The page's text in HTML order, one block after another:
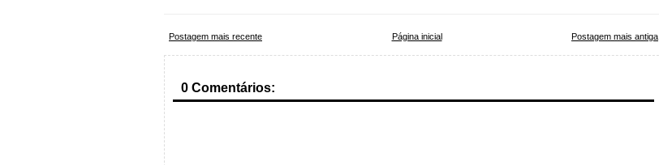
Postagem mais recente Postagem mais antiga
Página inicial
0 Comentários: